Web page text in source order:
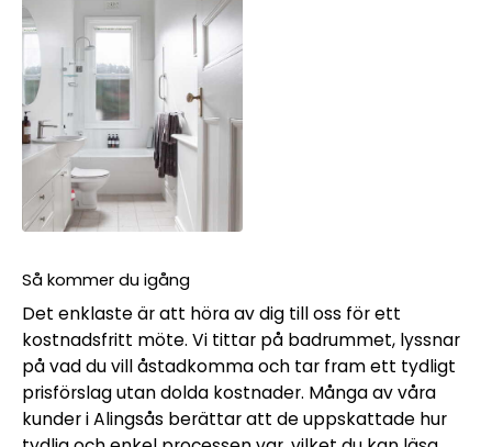
Så kommer du igång
Det enklaste är att höra av dig till oss för ett
kostnadsfritt möte. Vi tittar på badrummet, lyssnar
på vad du vill åstadkomma och tar fram ett tydligt
prisförslag utan dolda kostnader. Många av våra
kunder i Alingsås berättar att de uppskattade hur